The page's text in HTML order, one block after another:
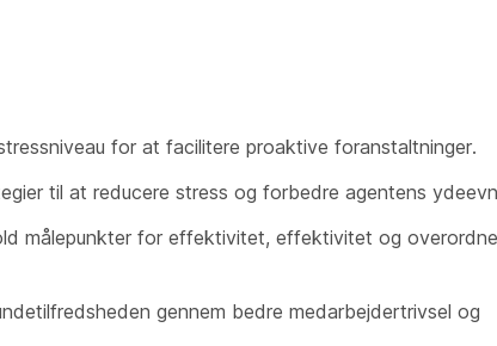
for at facilitere proaktive foranstaltninger.
til at reducere stress og forbedre agentens
målepunkter for effektivitet, effektivitet og
gennem bedre medarbejdertrivsel og